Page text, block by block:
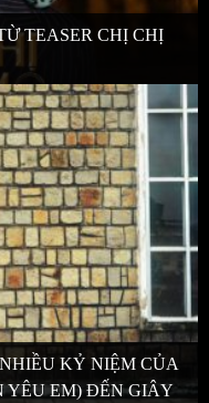
TEASER CHỊ CHỊ
KỶ NIỆM CỦA
YÊU EM) ĐẾN GIÂY